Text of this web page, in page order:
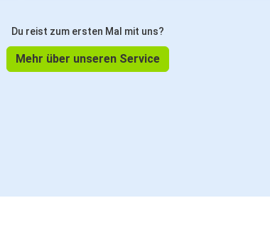
Du reist zum ersten Mal mit uns?
Mehr über unseren Service